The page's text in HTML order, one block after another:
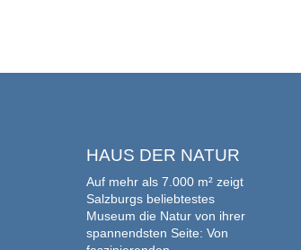
HAUS DER NATUR
Auf mehr als 7.000 m² zeigt
Salzburgs beliebtestes
Museum die Natur von ihrer
spannendsten Seite: Von